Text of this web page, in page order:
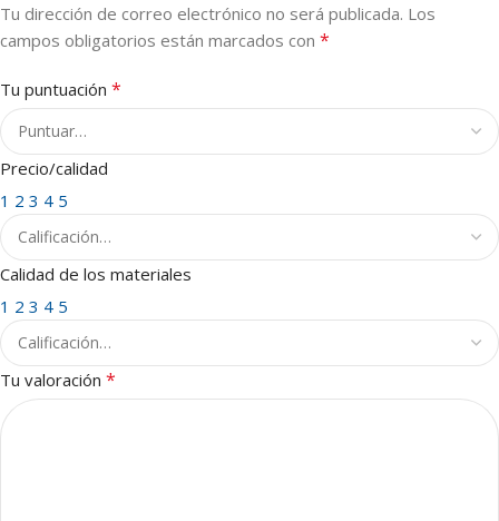
Tu dirección de correo electrónico no será publicada. Los
campos obligatorios están marcados con *
Tu puntuación *
Precio/calidad
1 2 3 4 5
Calidad de los materiales
1 2 3 4 5
Tu valoración *